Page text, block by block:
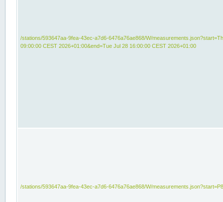
/stations/593647aa-9fea-43ec-a7d6-6476a76ae868/W/
09:00:00 CEST 2026+01:00&end=Tue Jul 28 16:00:00 CEST 2026+01:00
/stations/593647aa-9fea-43ec-a7d6-6476a76ae868/W/